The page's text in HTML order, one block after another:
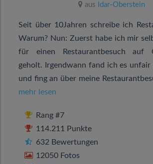
aus Idar-Oberstein
Seit über 10Jahren schreibe ich
Warum? Nun: Zuerst habe ich mir
für einen Restaurantbesuch auf
geholt. Irgendwann fand ich es unfair
und fing an über meine
mehr lesen
Rang #7
114.211 Punkte
632 Bewertungen
12050 Fotos